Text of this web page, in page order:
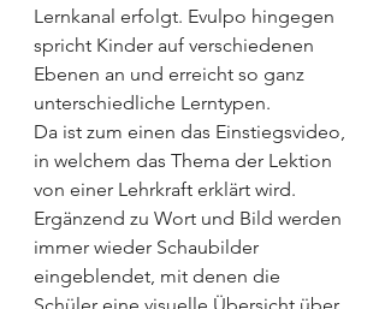
Lernkanal erfolgt. Evulpo hingegen
spricht Kinder auf verschiedenen
Ebenen an und erreicht so ganz
unterschiedliche Lerntypen.
Da ist zum einen das Einstiegsvideo,
in welchem das Thema der Lektion
von einer Lehrkraft erklärt wird.
Ergänzend zu Wort und Bild werden
immer wieder Schaubilder
eingeblendet, mit denen die